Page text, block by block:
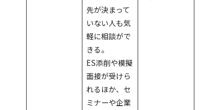
先が決まって
いない人も気
軽に相談がで
きる。
ES添削や模擬
面接が受けら
れるほか、セ
ミナーや企業